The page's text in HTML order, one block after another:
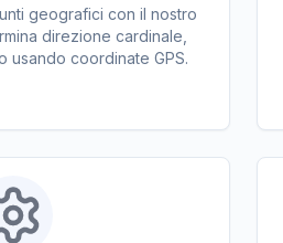
geografici con il nostro
direzione cardinale,
usando coordinate GPS.